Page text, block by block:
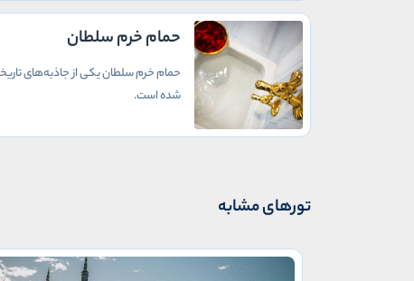
حمام خرم سلطان
حمام خرم سلطان یکی از جاذبه‌های
شده است.
تورهای مشابه